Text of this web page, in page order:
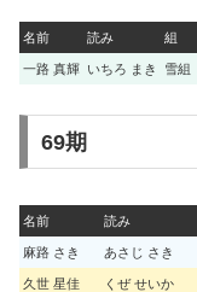
名前 読み 組
一路 真輝 いちろ まき 雪組
69期
名前 読み
麻路 さき あさじ さき
久世 星佳 くぜ せいか